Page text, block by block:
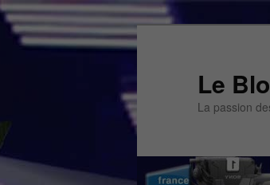
Aller
Aller
Le
La passion